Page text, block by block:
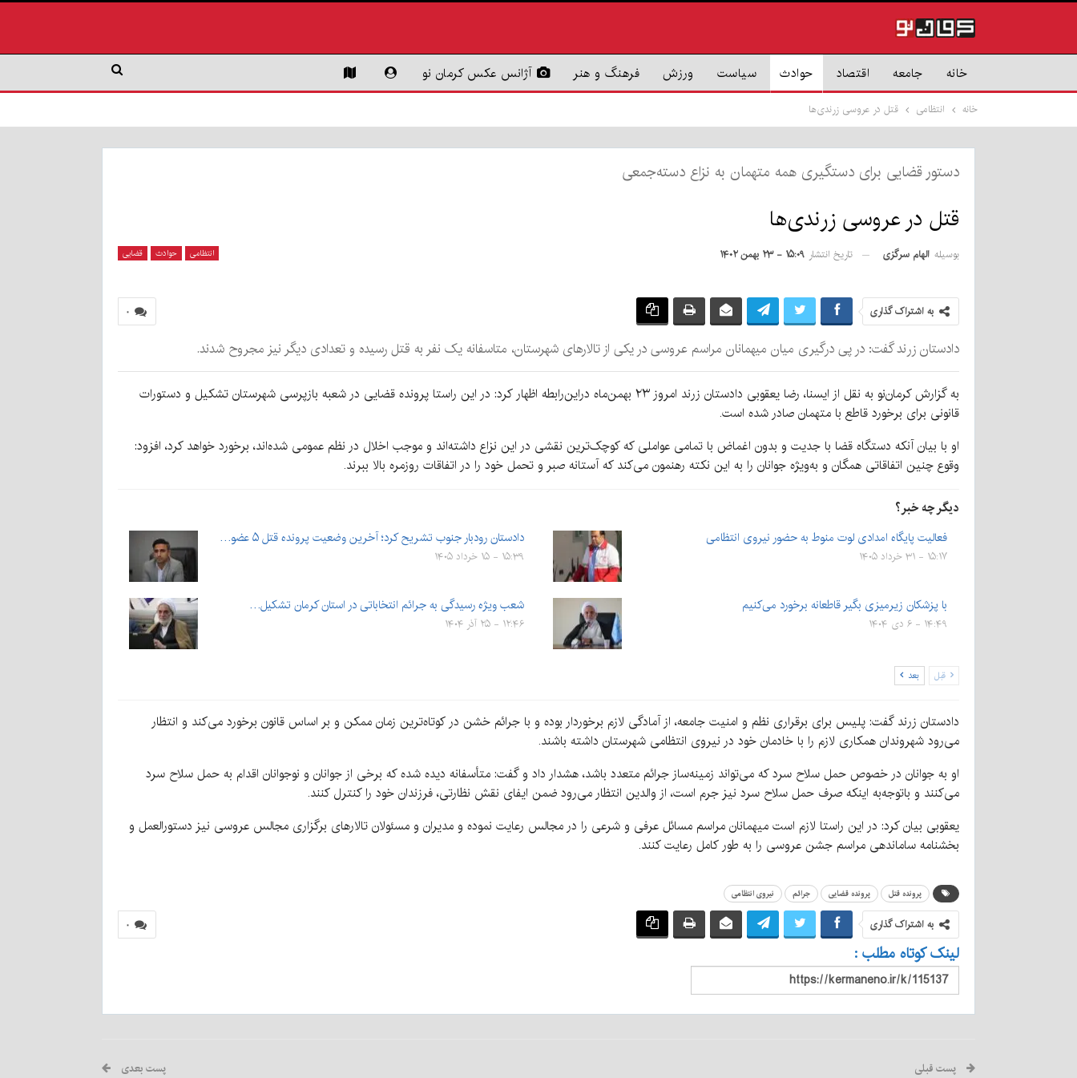
خانه جامعه اقتصاد حوادث سیاست ورزش فرهنگ و هنر آژانس عکس کرمان نو
خانه انتظامی قتل در عروسی زرندی‌ها
دستور قضایی برای دستگیری همه متهمان به نزاع دسته‌جمعی
قتل در عروسی زرندی‌ها
انتظامی حوادث قضایی بوسیله الهام سرگزی تاریخ انتشار ۱۵:۰۹ - ۲۳ بهمن ۱۴۰۲
۰ به اشتراک گذاری
دادستان زرند گفت: در پی درگیری میان میهمانان مراسم عروسی در یکی از تالارهای شهرستان، متاسفانه یک نفر به قتل رسیده و تعدادی دیگر نیز مجروح شدند.
به گزارش کرمان‌نو به نقل از ایسنا، رضا یعقوبی دادستان زرند امروز ۲۳ بهمن‌ماه دراین‌رابطه اظهار کرد: در این راستا پرونده قضایی در شعبه بازپرسی شهرستان تشکیل و دستورات
قانونی برای برخورد قاطع با متهمان صادر شده است.
او با بیان آنکه دستگاه قضا با جدیت و بدون اغماض با تمامی عواملی که کوچک‌ترین نقشی در این نزاع داشته‌اند و موجب اخلال در نظم عمومی شده‌اند، برخورد خواهد کرد، افزود:
وقوع چنین اتفاقاتی همگان و به‌ویژه جوانان را به این نکته رهنمون می‌کند که آستانه صبر و تحمل خود را در اتفاقات روزمره بالا ببرند.
دیگر چه خبر؟
فعالیت پایگاه امدادی لوت منوط به حضور نیروی انتظامی
۱۵:۱۷ - ۳۱ خرداد ۱۴۰۵
دادستان رودبار جنوب تشریح کرد؛ آخرین وضعیت پرونده قتل ۵ عضو…
۱۵:۳۹ - ۱۵ خرداد ۱۴۰۵
با پزشکان زیرمیزی بگیر قاطعانه برخورد می‌کنیم
۱۴:۴۹ - ۶ دی ۱۴۰۴
شعب ویژه رسیدگی به جرائم انتخاباتی در استان کرمان تشکیل…
۱۲:۴۶ - ۲۵ آذر ۱۴۰۴
قبل بعد
دادستان زرند گفت: پلیس برای برقراری نظم و امنیت جامعه، از آمادگی لازم برخوردار بوده و با جرائم خشن در کوتاه‌ترین زمان ممکن و بر اساس قانون برخورد می‌کند و انتظار
می‌رود شهروندان همکاری لازم را با خادمان خود در نیروی انتظامی شهرستان داشته باشند.
او به جوانان در خصوص حمل سلاح سرد که می‌تواند زمینه‌ساز جرائم متعدد باشد، هشدار داد و گفت: متأسفانه دیده شده که برخی از جوانان و نوجوانان اقدام به حمل سلاح سرد
می‌کنند و باتوجه‌به اینکه صرف حمل سلاح سرد نیز جرم است، از والدین انتظار می‌رود ضمن ایفای نقش نظارتی، فرزندان خود را کنترل کنند.
یعقوبی بیان کرد: در این راستا لازم است میهمانان مراسم مسائل عرفی و شرعی را در مجالس رعایت نموده و مدیران و مسئولان تالارهای برگزاری مجالس عروسی نیز دستورالعمل و
بخشنامه ساماندهی مراسم جشن عروسی را به طور کامل رعایت کنند.
پرونده قتل پرونده قضایی جرائم نیروی انتظامی
۰ به اشتراک گذاری
لینک کوتاه مطلب :
پست قبلی پست بعدی